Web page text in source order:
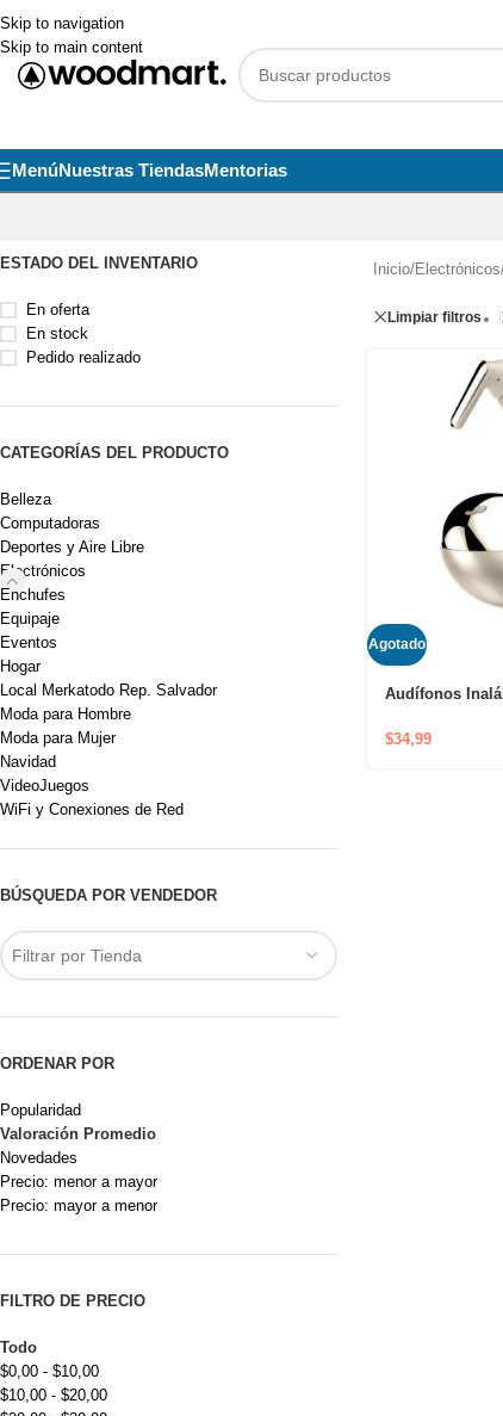
Skip to navigation
Skip to main content
MenúNuestras TiendasMentorias
ESTADO DEL INVENTARIO
En oferta
En stock
Pedido realizado
CATEGORÍAS DEL PRODUCTO
Belleza
Computadoras
Deportes y Aire Libre
Electrónicos
Enchufes
Equipaje
Eventos
Hogar
Local Merkatodo Rep. Salvador
Moda para Hombre
Moda para Mujer
Navidad
VideoJuegos
WiFi y Conexiones de Red
BÚSQUEDA POR VENDEDOR
Filtrar por Tienda
ORDENAR POR
Popularidad
Valoración Promedio
Novedades
Precio: menor a mayor
Precio: mayor a menor
FILTRO DE PRECIO
Todo
$0,00 - $10,00
$10,00 - $20,00
Inicio/Electrónicos
Limpiar filtros
Agotado
Audífonos
$34,99